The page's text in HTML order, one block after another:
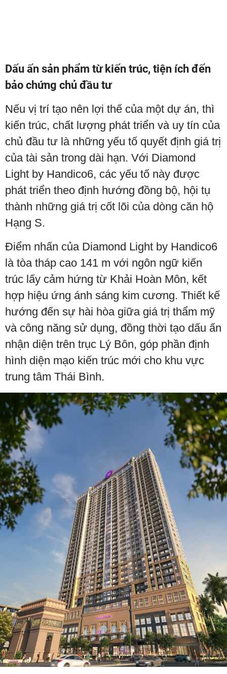
Dấu ấn sản phẩm từ kiến trúc, tiện ích đến
bảo chứng chủ đầu tư
Nếu vị trí tạo nên lợi thế của một dự án, thì
kiến trúc, chất lượng phát triển và uy tín của
chủ đầu tư là những yếu tố quyết định giá trị
của tài sản trong dài hạn. Với Diamond
Light by Handico6, các yếu tố này được
phát triển theo định hướng đồng bộ, hội tụ
thành những giá trị cốt lõi của dòng căn hộ
Hạng S.
Điểm nhấn của Diamond Light by Handico6
là tòa tháp cao 141 m với ngôn ngữ kiến
trúc lấy cảm hứng từ Khải Hoàn Môn, kết
hợp hiệu ứng ánh sáng kim cương. Thiết kế
hướng đến sự hài hòa giữa giá trị thẩm mỹ
và công năng sử dụng, đồng thời tạo dấu ấn
nhận diện trên trục Lý Bôn, góp phần định
hình diện mạo kiến trúc mới cho khu vực
trung tâm Thái Bình.